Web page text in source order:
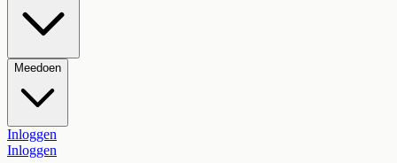
Meedoen
Inloggen
Inloggen